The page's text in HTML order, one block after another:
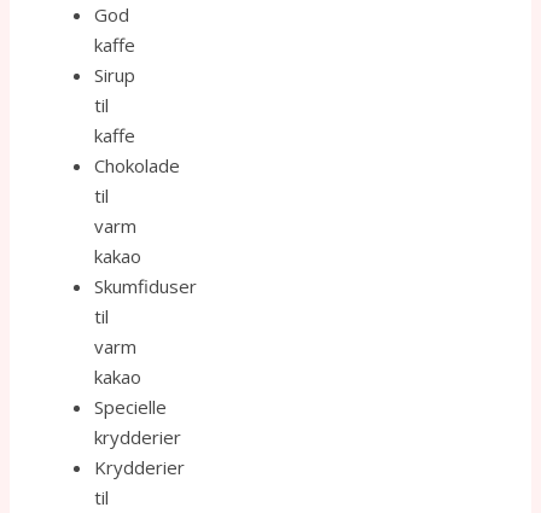
God
kaffe
Sirup
til
kaffe
Chokolade
til
varm
kakao
Skumfiduser
til
varm
kakao
Specielle
krydderier
Krydderier
til